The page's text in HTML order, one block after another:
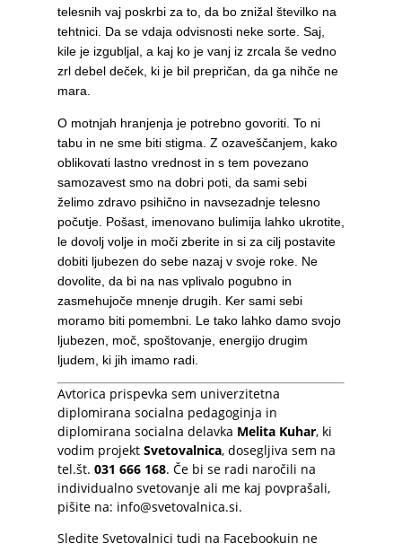
telesnih vaj poskrbi za to, da bo znižal številko na
tehtnici. Da se vdaja odvisnosti neke sorte. Saj,
kile je izgubljal, a kaj ko je vanj iz zrcala še vedno
zrl debel deček, ki je bil prepričan, da ga nihče ne
mara.
O motnjah hranjenja je potrebno govoriti. To ni
tabu in ne sme biti stigma. Z ozaveščanjem, kako
oblikovati lastno vrednost in s tem povezano
samozavest smo na dobri poti, da sami sebi
želimo zdravo psihično in navsezadnje telesno
počutje. Pošast, imenovano bulimija lahko ukrotite,
le dovolj volje in moči zberite in si za cilj postavite
dobiti ljubezen do sebe nazaj v svoje roke. Ne
dovolite, da bi na nas vplivalo pogubno in
zasmehujoče mnenje drugih. Ker sami sebi
moramo biti pomembni. Le tako lahko damo svojo
ljubezen, moč, spoštovanje, energijo drugim
ljudem, ki jih imamo radi.
Avtorica prispevka sem univerzitetna
diplomirana socialna pedagoginja in
diplomirana socialna delavka Melita Kuhar, ki
vodim projekt Svetovalnica, dosegljiva sem na
tel.št. 031 666 168. Če bi se radi naročili na
individualno svetovanje ali me kaj povprašali,
pišite na: info@svetovalnica.si.
Sledite Svetovalnici tudi na Facebookuin ne